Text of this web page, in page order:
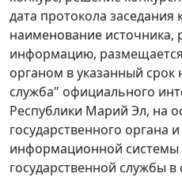
дата протокола заседания
наименование источника,
информацию,
органом в указанный срок
служба" официального
Республики Марий Эл, на
государственного органа
информационной системы
государственной службы